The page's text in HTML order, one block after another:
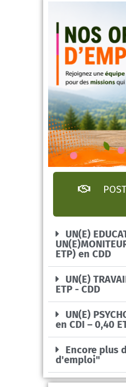
UN(E)
ETP) en CDD
UN(E)
ETP - CDD
UN(E)
en CDI – 0,40
Encore plus
d'emploi"